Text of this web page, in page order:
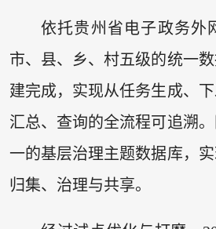
依托贵州省电子政务外
市、县、乡、村五级的统一
建完成，实现从任务生成、下
汇总、查询的全流程可追溯
一的基层治理主题数据库，
归集、治理与共享。